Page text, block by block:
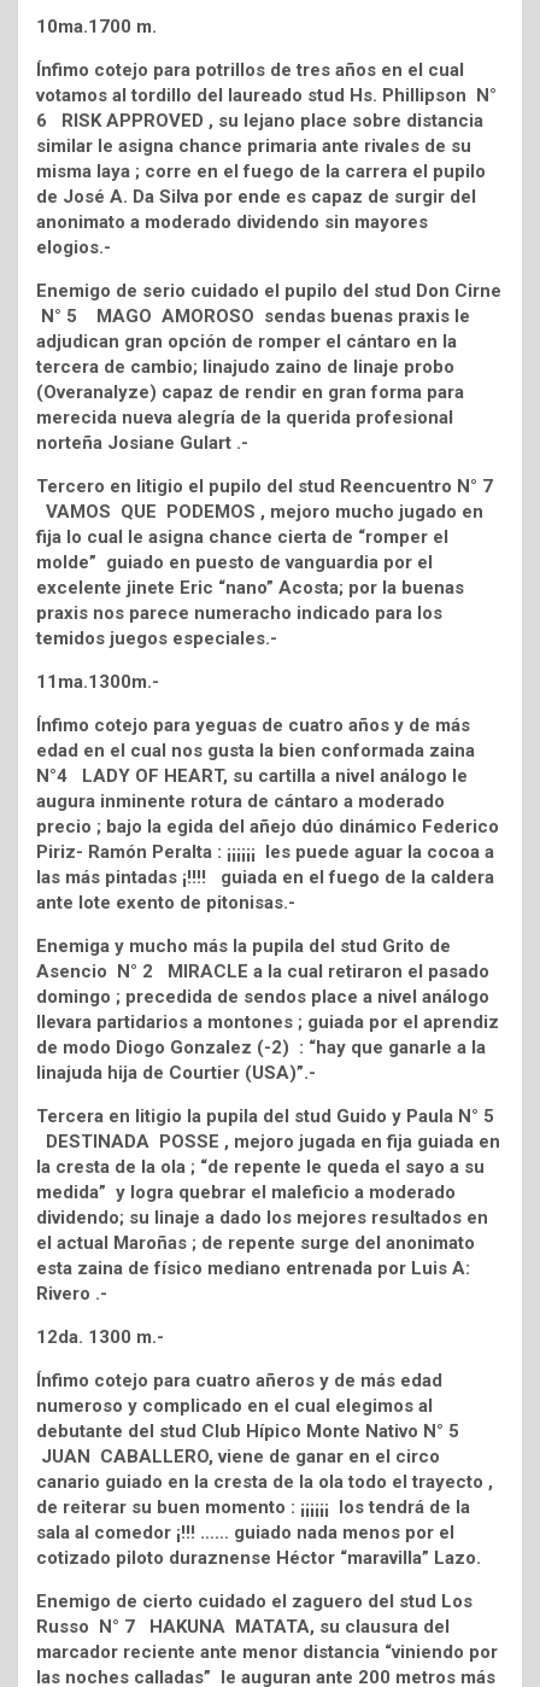
10ma.1700 m.
Ínfimo cotejo para potrillos de tres años en el cual
votamos al tordillo del laureado stud Hs. Phillipson N°
6 RISK APPROVED , su lejano place sobre distancia
similar le asigna chance primaria ante rivales de su
misma laya ; corre en el fuego de la carrera el pupilo
de José A. Da Silva por ende es capaz de surgir del
anonimato a moderado dividendo sin mayores
elogios.-
Enemigo de serio cuidado el pupilo del stud Don Cirne
N° 5 MAGO AMOROSO sendas buenas praxis le
adjudican gran opción de romper el cántaro en la
tercera de cambio; linajudo zaino de linaje probo
(Overanalyze) capaz de rendir en gran forma para
merecida nueva alegría de la querida profesional
norteña Josiane Gulart .-
Tercero en litigio el pupilo del stud Reencuentro N° 7
VAMOS QUE PODEMOS , mejoro mucho jugado en
fija lo cual le asigna chance cierta de “romper el
molde” guiado en puesto de vanguardia por el
excelente jinete Eric “nano” Acosta; por la buenas
praxis nos parece numeracho indicado para los
temidos juegos especiales.-
11ma.1300m.-
Ínfimo cotejo para yeguas de cuatro años y de más
edad en el cual nos gusta la bien conformada zaina
N°4 LADY OF HEART, su cartilla a nivel análogo le
augura inminente rotura de cántaro a moderado
precio ; bajo la egida del añejo dúo dinámico Federico
Piriz- Ramón Peralta : ¡¡¡¡¡¡ les puede aguar la cocoa a
las más pintadas ¡!!!! guiada en el fuego de la caldera
ante lote exento de pitonisas.-
Enemiga y mucho más la pupila del stud Grito de
Asencio N° 2 MIRACLE a la cual retiraron el pasado
domingo ; precedida de sendos place a nivel análogo
llevara partidarios a montones ; guiada por el aprendiz
de modo Diogo Gonzalez (-2) : “hay que ganarle a la
linajuda hija de Courtier (USA)”.-
Tercera en litigio la pupila del stud Guido y Paula N° 5
DESTINADA POSSE , mejoro jugada en fija guiada en
la cresta de la ola ; “de repente le queda el sayo a su
medida” y logra quebrar el maleficio a moderado
dividendo; su linaje a dado los mejores resultados en
el actual Maroñas ; de repente surge del anonimato
esta zaina de físico mediano entrenada por Luis A:
Rivero .-
12da. 1300 m.-
Ínfimo cotejo para cuatro añeros y de más edad
numeroso y complicado en el cual elegimos al
debutante del stud Club Hípico Monte Nativo N° 5
JUAN CABALLERO, viene de ganar en el circo
canario guiado en la cresta de la ola todo el trayecto ,
de reiterar su buen momento : ¡¡¡¡¡¡ los tendrá de la
sala al comedor ¡!!! …… guiado nada menos por el
cotizado piloto duraznense Héctor “maravilla” Lazo.
Enemigo de cierto cuidado el zaguero del stud Los
Russo N° 7 HAKUNA MATATA, su clausura del
marcador reciente ante menor distancia “viniendo por
las noches calladas” le auguran ante 200 metros más